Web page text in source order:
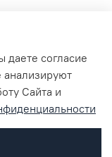
7 ТЦ
даете согласие
анализируют
Сайта и